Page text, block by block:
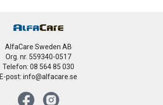
AlfaCare Sweden AB
Org. nr. 559340-0517
Telefon: 08 564 85 030
E-post: info@alfacare.se